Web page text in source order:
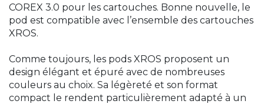
COREX 3.0 pour les cartouches. Bonne nouvelle, le
pod est compatible avec l’ensemble des cartouches
XROS.
Comme toujours, les pods XROS proposent un
design élégant et épuré avec de nombreuses
couleurs au choix. Sa légèreté et son format
compact le rendent particulièrement adapté à un